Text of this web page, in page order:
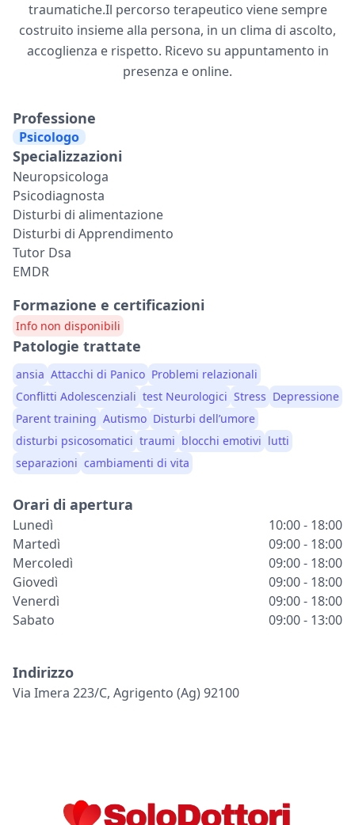
traumatiche.Il percorso terapeutico viene sempre
costruito insieme alla persona, in un clima di ascolto,
accoglienza e rispetto. Ricevo su appuntamento in
presenza e online.
Professione
Psicologo
Specializzazioni
Neuropsicologa
Psicodiagnosta
Disturbi di alimentazione
Disturbi di Apprendimento
Tutor Dsa
EMDR
Formazione e certificazioni
Info non disponibili
Patologie trattate
ansia Attacchi di Panico Problemi relazionali
Conflitti Adolescenziali test Neurologici Stress Depressione
Parent training Autismo Disturbi dell’umore
disturbi psicosomatici traumi blocchi emotivi lutti
separazioni cambiamenti di vita
Orari di apertura
Lunedì
10:00 - 18:00
Martedì
09:00 - 18:00
Mercoledì
09:00 - 18:00
Giovedì
09:00 - 18:00
Venerdì
09:00 - 18:00
Sabato
09:00 - 13:00
Indirizzo
Via Imera 223/c, Agrigento (ag) 92100